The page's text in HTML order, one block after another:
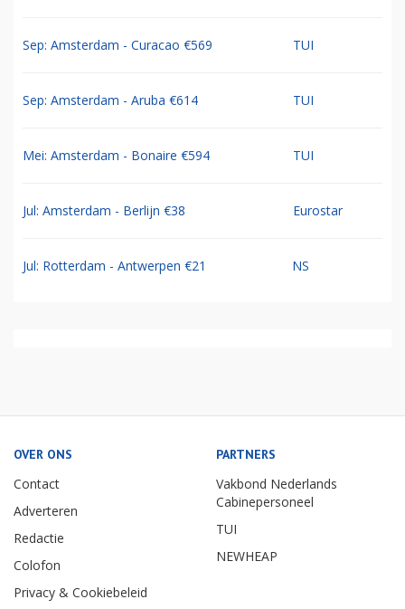
Sep: Amsterdam - Curacao €569 TUI
Sep: Amsterdam - Aruba €614 TUI
Mei: Amsterdam - Bonaire €594 TUI
Jul: Amsterdam - Berlijn €38 Eurostar
Jul: Rotterdam - Antwerpen €21 NS
OVER ONS
Contact
Adverteren
Redactie
Colofon
Privacy & Cookiebeleid
PARTNERS
Vakbond Nederlands
Cabinepersoneel
TUI
NEWHEAP